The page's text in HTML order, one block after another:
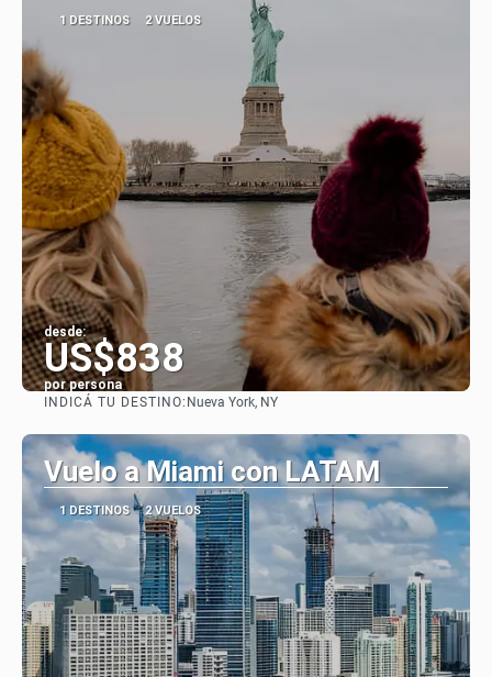
1 DESTINOS 2 VUELOS
desde:
US$838
por persona
Ver
INDICÁ TU DESTINO: Nueva York, NY
Vuelo a Miami con LATAM
1 DESTINOS 2 VUELOS